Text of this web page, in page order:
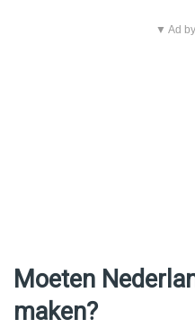
▼ Ad
Moeten
maken?